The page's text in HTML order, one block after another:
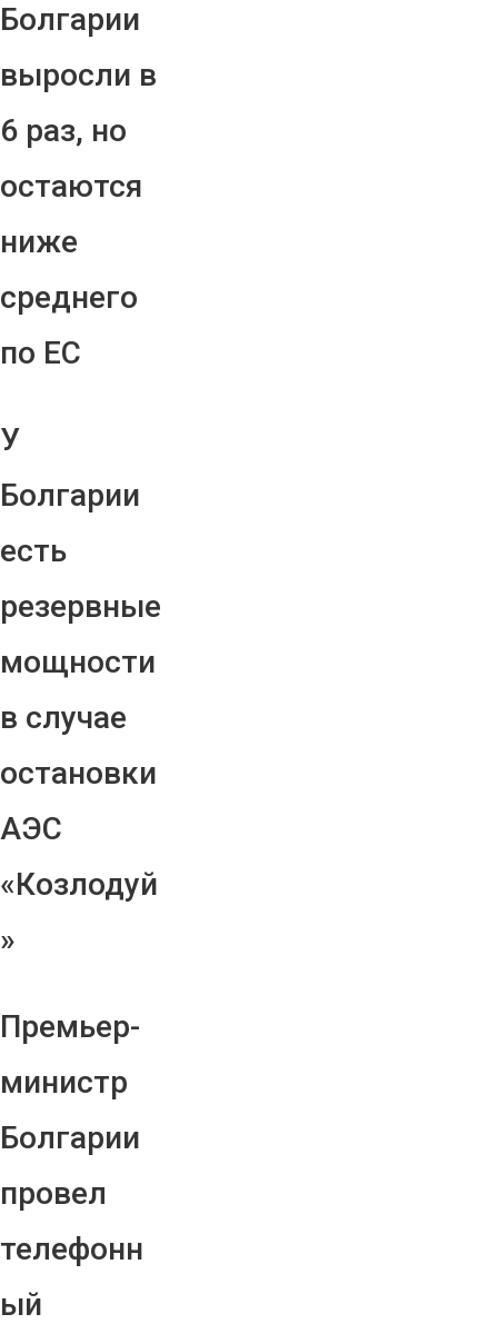
Болгарии
выросли в
6 раз, но
остаются
ниже
среднего
по ЕС
У
Болгарии
есть
резервные
мощности
в случае
остановки
АЭС
«Козлодуй
»
Премьер-
министр
Болгарии
провел
телефонн
ый